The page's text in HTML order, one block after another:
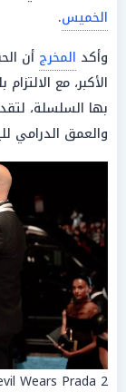
الخميس.
وأكد المخرج أن
الأكبر، مع
بها السلسلة،
والعمق الدرامي
Wears Prada 2